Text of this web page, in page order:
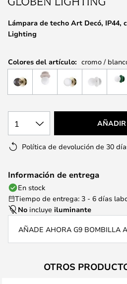
imágenes
Lámpara de techo Art Decó, IP44,
Lighting
Colores del artículo: cromo /
1
Política de devolución de 30
Información de entrega
En stock
Tiempo de entrega: 3 - 6 días
No incluye iluminante
AÑADE AHORA G9 BOMBILLA
OTROS